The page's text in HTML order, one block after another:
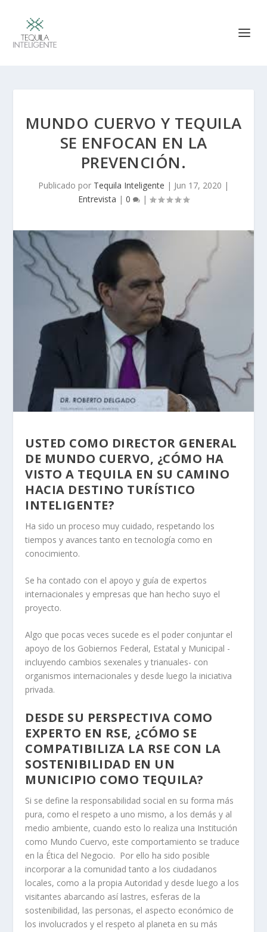
MUNDO CUERVO Y TEQUILA
SE ENFOCAN EN LA
PREVENCIÓN.
Publicado por Tequila Inteligente | Jun 17, 2020 |
Entrevista | 0 |
USTED COMO DIRECTOR GENERAL
DE MUNDO CUERVO, ¿CÓMO HA
VISTO A TEQUILA EN SU CAMINO
HACIA DESTINO TURÍSTICO
INTELIGENTE?
Ha sido un proceso muy cuidado, respetando los
tiempos y avances tanto en tecnología como en
conocimiento.
Se ha contado con el apoyo y guía de expertos
internacionales y empresas que han hecho suyo el
proyecto.
Algo que pocas veces sucede es el poder conjuntar el
apoyo de los Gobiernos Federal, Estatal y Municipal -
incluyendo cambios sexenales y trianuales- con
organismos internacionales y desde luego la iniciativa
privada.
DESDE SU PERSPECTIVA COMO
EXPERTO EN RSE, ¿CÓMO SE
COMPATIBILIZA LA RSE CON LA
SOSTENIBILIDAD EN UN
MUNICIPIO COMO TEQUILA?
Si se define la responsabilidad social en su forma más
pura, como el respeto a uno mismo, a los demás y al
medio ambiente, cuando esto lo realiza una Institución
como Mundo Cuervo, este comportamiento se traduce
en la Ética del Negocio. Por ello ha sido posible
incorporar a la comunidad tanto a los ciudadanos
locales, como a la propia Autoridad y desde luego a los
visitantes abarcando así lastres, esferas de la
sostenibilidad, las personas, el aspecto económico de
los involucrados y el respeto al planeta en su más